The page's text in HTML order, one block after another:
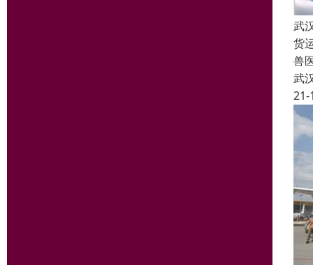
武
货
兽
武
21-